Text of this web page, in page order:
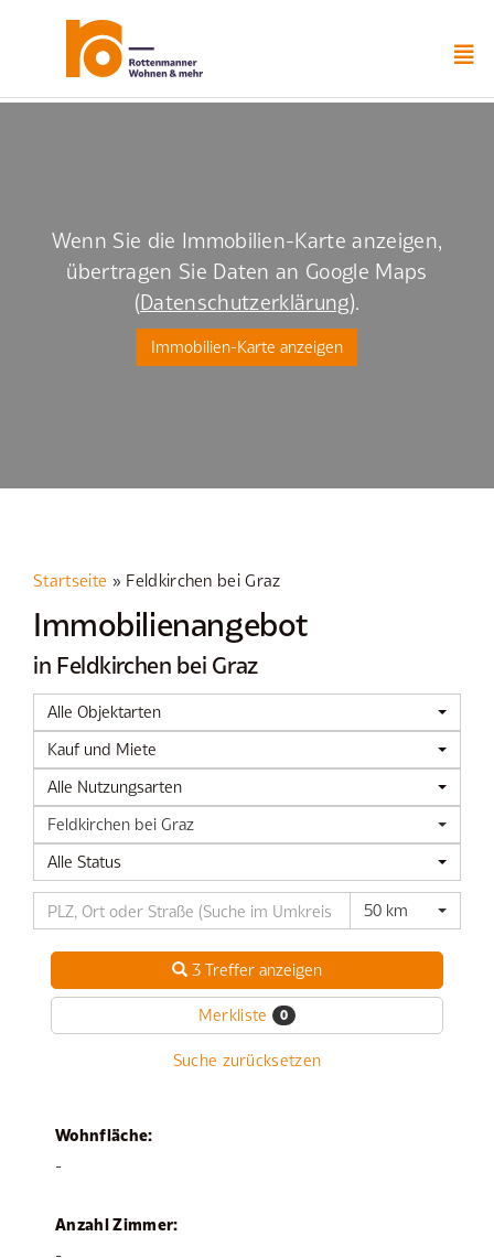
springen
Wenn Sie die Immobilien-Karte anzeigen,
übertragen Sie Daten an Google Maps
(Datenschutzerklärung).
Immobilien-Karte anzeigen
Startseite » Feldkirchen bei Graz
Immobilien­angebot
in Feldkirchen bei Graz
Alle Objektarten
Kauf und Miete
Alle Nutzungsarten
Feldkirchen bei Graz
Alle Status
50 km
3 Treffer anzeigen
Merkliste 0
Suche zurücksetzen
Wohnfläche:
-
Anzahl Zimmer: